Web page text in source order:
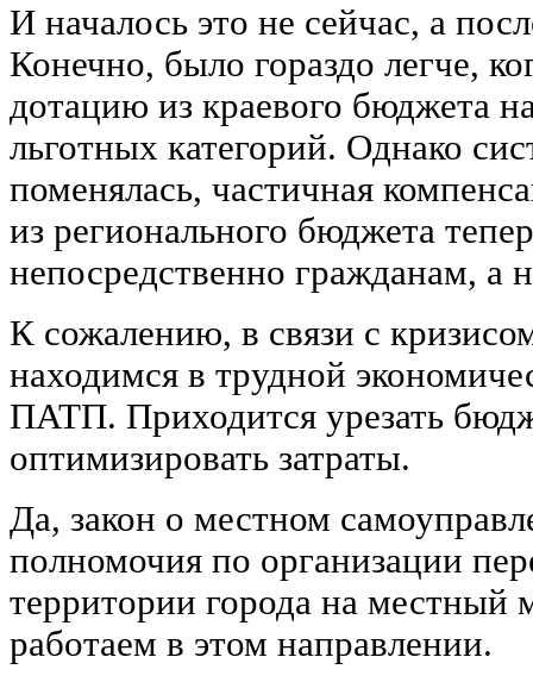
И началось это не сейчас, а
Конечно, было гораздо легче,
дотацию из краевого бюджета
льготных категорий. Однако
поменялась, частичная
из регионального бюджета
непосредственно гражданам, а
К сожалению, в связи с
находимся в трудной
ПАТП. Приходится урезать
оптимизировать затраты.
Да, закон о местном
полномочия по организации
территории города на
работаем в этом направлении.